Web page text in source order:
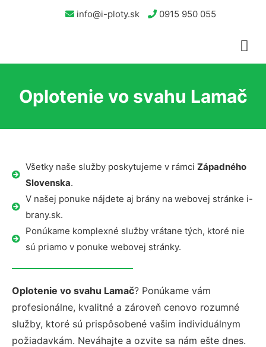
info@i-ploty.sk 0915 950 055
Oplotenie vo svahu Lamač
Všetky naše služby poskytujeme v rámci Západného
Slovenska.
V našej ponuke nájdete aj brány na webovej stránke i-
brany.sk.
Ponúkame komplexné služby vrátane tých, ktoré nie
sú priamo v ponuke webovej stránky.
Oplotenie vo svahu Lamač? Ponúkame vám
profesionálne, kvalitné a zároveň cenovo rozumné
služby, ktoré sú prispôsobené vašim individuálnym
požiadavkám. Neváhajte a ozvite sa nám ešte dnes.